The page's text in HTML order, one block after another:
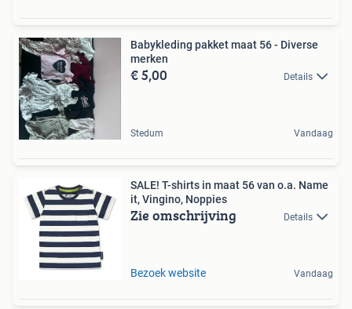
Babykleding pakket maat 56 - Diverse
merken
€ 5,00 Details
Stedum Vandaag
SALE! T-shirts in maat 56 van o.a. Name
it, Vingino, Noppies
Zie omschrijving Details
Bezoek website Vandaag